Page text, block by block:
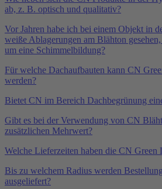
ab, z. B. optisch und qualitativ?
Vor Jahren habe ich bei einem Objekt in
weiße Ablagerungen am Blähton
um eine Schimmelbildung?
Für welche Dachaufbauten kann CN
werden?
Bietet CN im Bereich Dachbegrünung
Gibt es bei der Verwendung von CN
zusätzlichen Mehrwert?
Welche Lieferzeiten haben die CN Green
Bis zu welchem Radius werden
ausgeliefert?